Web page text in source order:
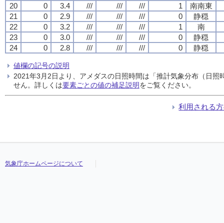
20
0 3.4 /// /// /// 1
南南東
21
0 2.9 /// /// /// 0
静穏
22
0 3.2 /// /// /// 1
南
23
0 3.0 /// /// /// 0
静穏
24
0 2.8 /// /// /// 0 静穏
値欄の記号の説明
2021年3月2日より、アメダスの日照時間は「推計気象分布（日
せん。詳しくは要素ごとの値の補足説明をご覧ください。
利用される
気象庁ホームページについて